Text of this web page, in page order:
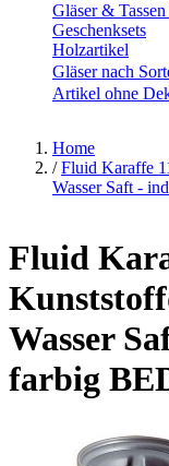
Gläser &
Geschenksets
Holzartikel
Gläser nach
Artikel ohne
Home
/ Fluid Karaffe
Wasser Saft -
Fluid
Wasser
farbig